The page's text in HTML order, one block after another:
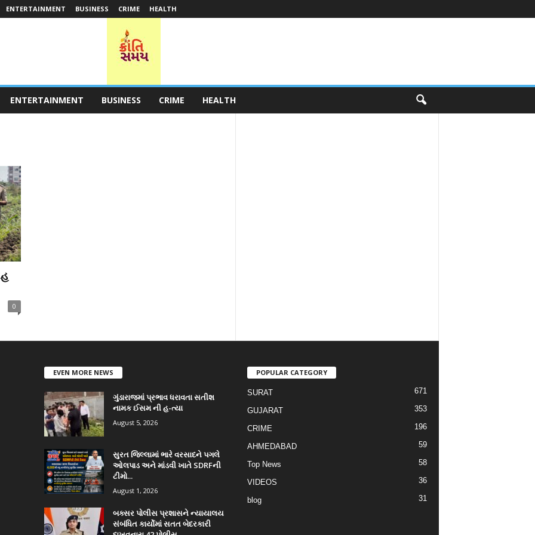
ENTERTAINMENT BUSINESS CRIME HEALTH
ENTERTAINMENT BUSINESS CRIME HEALTH
0
EVEN MORE NEWS
ગુંડારાજમાં પ્રભાવ ધરાવતા સતીશ
નામક ઈસમ ની હ-ત્યા
August 5, 2026
સુરત જિલ્લામાં ભારે વરસાદને પગલે
ઓલપાડ અને માંડવી ખાતે SDRFની
ટીમો...
August 1, 2026
બક્સર પોલીસ પ્રશાસને ન્યાયાલય
સંબંધિત કાર્યોમાં સતત બેદરકારી
POPULAR CATEGORY
SURAT 671
GUJARAT 353
CRIME 196
AHMEDABAD 59
Top News 58
VIDEOS 36
blog 31